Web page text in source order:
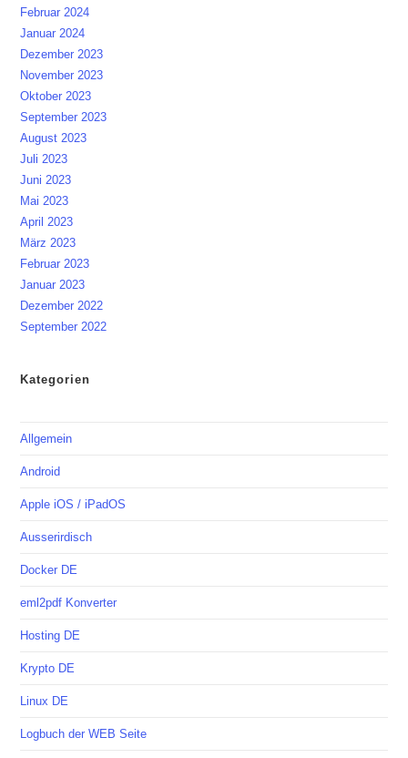
Februar 2024
Januar 2024
Dezember 2023
November 2023
Oktober 2023
September 2023
August 2023
Juli 2023
Juni 2023
Mai 2023
April 2023
März 2023
Februar 2023
Januar 2023
Dezember 2022
September 2022
Kategorien
Allgemein
Android
Apple iOS / iPadOS
Ausserirdisch
Docker DE
eml2pdf Konverter
Hosting DE
Krypto DE
Linux DE
Logbuch der WEB Seite